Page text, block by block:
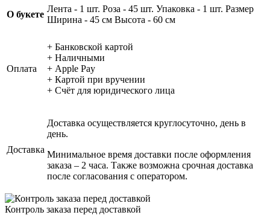
О букете
Лента - 1 шт. Роза - 45 шт. Упаковка - 1 шт. Размер
Ширина - 45 см Высота - 60 см
Оплата
+ Банковской картой
+ Наличными
+ Apple Pay
+ Картой при вручении
+ Счёт для юридического лица
Доставка
Доставка осуществляется круглосуточно, день в
день.
Минимальное время доставки после оформления
заказа – 2 часа. Также возможна срочная доставка
после согласования с оператором.
Контроль заказа перед доставкой